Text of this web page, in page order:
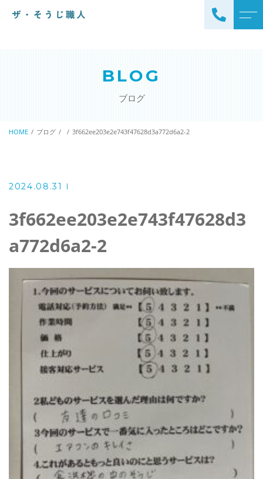
ザ・そうじ職人について
エアコンクリーニング
ハウスクリーニング
浴室クリーニング
風呂釜洗浄・追い炊き配管
クリーニング
トイレクリーニング
クリニック施設専門清掃
除菌清掃
よくある質問
ブログ
洗濯機クリーニング
空気清浄機クリーニング
その他のお掃除
BLOG
ブログ
HOME ブログ 3f662ee203e2e743f47628d3a772d6a2-2
2024.08.31
3f662ee203e2e743f47628d3
a772d6a2-2